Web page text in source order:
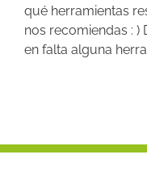
qué herramientas
nos recomiendas : )
en falta alguna